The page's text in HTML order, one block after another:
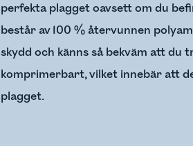
perfekta plagget oavsett om du
består av 100 % återvunnen
skydd och känns så bekväm att du
komprimerbart, vilket innebär att
plagget.